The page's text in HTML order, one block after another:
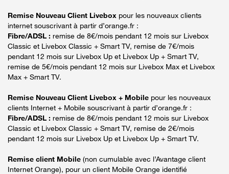
Remise Nouveau Client Livebox pour les nouveaux clients
internet souscrivant à partir d’orange.fr :
Fibre/ADSL : remise de 8€/mois pendant 12 mois sur Livebox
Classic et Livebox Classic + Smart TV, remise de 7€/mois
pendant 12 mois sur Livebox Up et Livebox Up + Smart TV,
remise de 5€/mois pendant 12 mois sur Livebox Max et Livebox
Max + Smart TV.
Remise Nouveau Client Livebox + Mobile pour les nouveaux
clients Internet + Mobile souscrivant à partir d’orange.fr :
Fibre/ADSL : remise de 8€/mois pendant 12 mois sur Livebox
Classic et Livebox Classic + Smart TV, remise de 2€/mois
pendant 12 mois sur Livebox Up et Livebox Up + Smart TV.
Remise client Mobile (non cumulable avec l’Avantage client
Internet Orange), pour un client Mobile Orange identifié